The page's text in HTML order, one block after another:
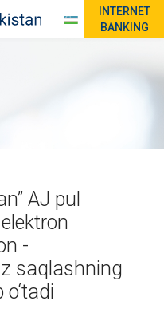
INTERNET
BANKING
AJ pul
-
saqlashning